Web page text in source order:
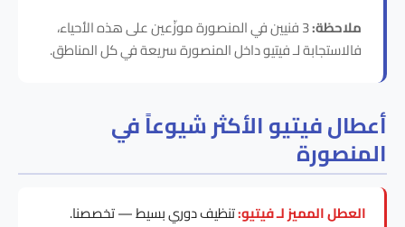
ملاحظة: 3 فنيين في المنصورة موزّعين على هذه الأحياء،
فالاستجابة لـ فيتيو داخل المنصورة سريعة في كل المناطق.
أعطال فيتيو الأكثر شيوعاً في
المنصورة
العطل المميز لـ فيتيو:تنظيف دوري بسيط — تخصصنا.